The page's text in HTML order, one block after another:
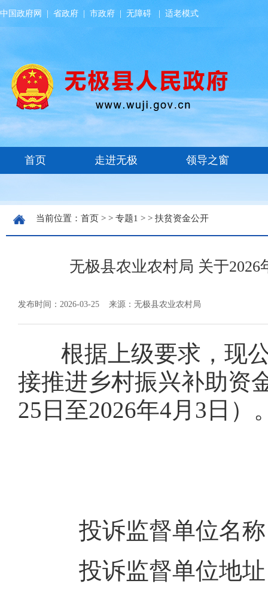
中国政府网 省政府 市政府 无障碍 适老模式
当前位置： 首页 > > 专题1 > > 扶贫资金公开
无极县农业农村局 关于
发布时间：2026-03-25 来源：无极县农业农村局
根据上级要求，现
接推进乡村振兴补助资
25日至2026年4月3日
投诉监督单位名称
投诉监督单位地址